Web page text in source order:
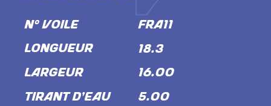
TIRANT D'EAU 5.00
LARGEUR 16.00
LONGUEUR 18.3
N° VOILE FRA11